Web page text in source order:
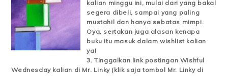
kalian minggu ini, mulai dari yang bakal
segera dibeli, sampai yang paling
mustahil dan hanya sebatas mimpi.
Oya, sertakan juga alasan kenapa
buku itu masuk dalam wishlist kalian
ya!
3. Tinggalkan link postingan Wishful
Wednesday kalian di Mr. Linky (klik saja tombol Mr. Linky di